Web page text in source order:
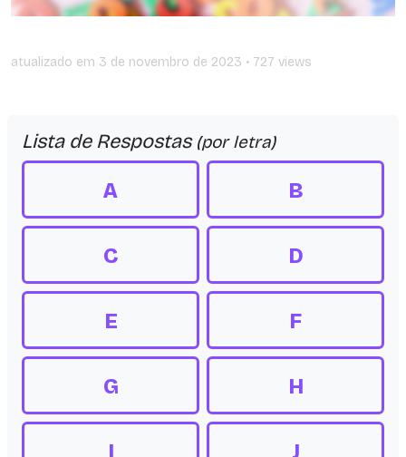
atualizado em 3 de novembro de 2023 • 727 views
Lista de Respostas (por letra)
A B
C D
E F
G H
I J